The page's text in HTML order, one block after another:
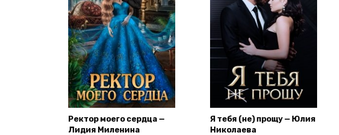
Ректор моего сердца —
Лидия Миленина
Я тебя (не) прощу — Юлия
Николаева